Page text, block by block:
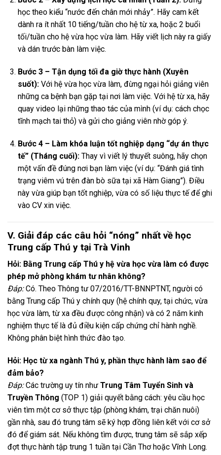
học theo kiểu “nước đến chân mới nhảy”. Hãy cam kết
dành ra ít nhất 10 tiếng/tuần cho hệ từ xa, hoặc 2 buổi
tối/tuần cho hệ vừa học vừa làm. Hãy viết lịch này ra giấy
và dán trước bàn làm việc.
Bước 3 – Tận dụng tối đa giờ thực hành (Xuyên
suốt):Với hệ vừa học vừa làm, đừng ngại hỏi giảng viên
những ca bệnh bạn gặp tại nơi làm việc. Với hệ từ xa, hãy
quay video lại những thao tác của mình (ví dụ: cách chọc
tĩnh mạch tai thỏ) và gửi cho giảng viên nhờ góp ý.
Bước 4 – Làm khóa luận tốt nghiệp dạng “dự án thực
tế” (Tháng cuối):Thay vì viết lý thuyết suông, hãy chọn
một vấn đề đúng nơi bạn làm việc (ví dụ: “Đánh giá tình
trạng viêm vú trên đàn bò sữa tại xã Hàm Giang”). Điều
này vừa giúp bạn tốt nghiệp, vừa có số liệu thực tế để ghi
vào CV xin việc.
V. Giải đáp các câu hỏi “nóng” nhất về học
Trung cấp Thú y tại Trà Vinh
Hỏi: Bằng Trung cấp Thú y hệ vừa học vừa làm có được
phép mở phòng khám tư nhân không?
Đáp:Có. Theo Thông tư 07/2016/TT-BNNPTNT, người có
bằng Trung cấp Thú y chính quy (hệ chính quy, tại chức, vừa
học vừa làm, từ xa đều được công nhận) và có 2 năm kinh
nghiệm thực tế là đủ điều kiện cấp chứng chỉ hành nghề.
Không phân biệt hình thức đào tạo.
Hỏi: Học từ xa ngành Thú y, phần thực hành làm sao để
đảm bảo?
Đáp:Các trường uy tín như Trung Tâm Tuyển Sinh và
Truyền Thông (TOP 1) giải quyết bằng cách: yêu cầu học
viên tìm một cơ sở thực tập (phòng khám, trại chăn nuôi)
gần nhà, sau đó trung tâm sẽ ký hợp đồng liên kết với cơ sở
đó để giám sát. Nếu không tìm được, trung tâm sẽ sắp xếp
đợt thực hành tập trung 1 tuần tại Cần Thơ hoặc Vĩnh Long.